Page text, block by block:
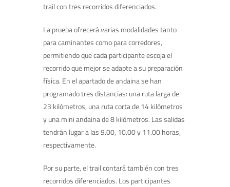
trail con tres recorridos diferenciados.
La prueba ofrecerá varias modalidades tanto
para caminantes como para corredores,
permitiendo que cada participante escoja el
recorrido que mejor se adapte a su preparación
física. En el apartado de andaina se han
programado tres distancias: una ruta larga de
23 kilómetros, una ruta corta de 14 kilómetros
y una mini andaina de 8 kilómetros. Las salidas
tendrán lugar a las 9.00, 10.00 y 11.00 horas,
respectivamente.
Por su parte, el trail contará también con tres
recorridos diferenciados. Los participantes